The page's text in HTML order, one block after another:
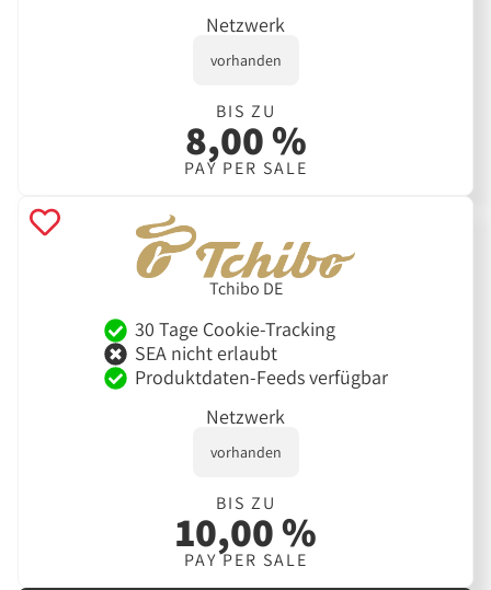
Netzwerk
vorhanden
BIS ZU
8,00 %
PAY PER SALE
Tchibo DE
30 Tage Cookie-Tracking
SEA nicht erlaubt
Produktdaten-Feeds verfügbar
Netzwerk
vorhanden
BIS ZU
10,00 %
PAY PER SALE